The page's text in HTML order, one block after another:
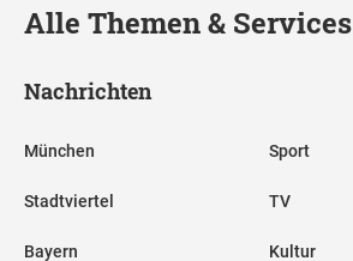
Alle Themen & Services
Nachrichten
München
Stadtviertel
Bayern
Sport
TV
Kultur